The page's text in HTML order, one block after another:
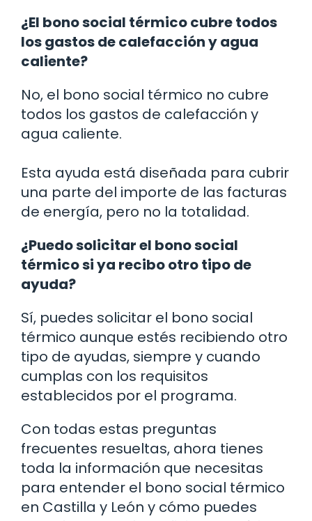
¿El bono social térmico cubre todos
los gastos de calefacción y agua
caliente?
No, el bono social térmico no cubre
todos los gastos de calefacción y
agua caliente.
Esta ayuda está diseñada para cubrir
una parte del importe de las facturas
de energía, pero no la totalidad.
¿Puedo solicitar el bono social
térmico si ya recibo otro tipo de
ayuda?
Sí, puedes solicitar el bono social
térmico aunque estés recibiendo otro
tipo de ayudas, siempre y cuando
cumplas con los requisitos
establecidos por el programa.
Con todas estas preguntas
frecuentes resueltas, ahora tienes
toda la información que necesitas
para entender el bono social térmico
en Castilla y León y cómo puedes